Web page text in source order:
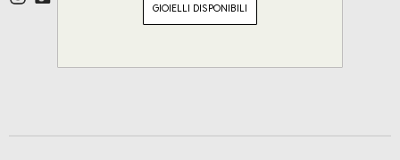
GIOIELLI DISPONIBILI